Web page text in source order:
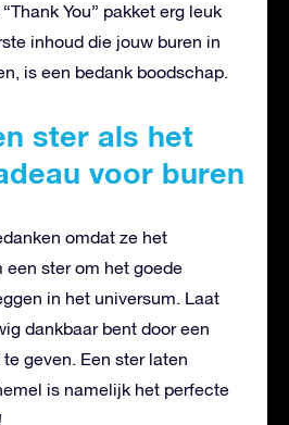
You” pakket erg leuk
inhoud die jouw buren in
is een bedank boodschap.
ster als het
voor buren
omdat ze het
een ster om het goede
in het universum. Laat
dankbaar bent door een
geven. Een ster laten
is namelijk het perfecte
!